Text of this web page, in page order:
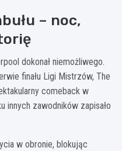
– noc,
dokonał niemożliwego.
finału Ligi Mistrzów, The
comeback w
innych zawodników zapisało
w obronie, blokując